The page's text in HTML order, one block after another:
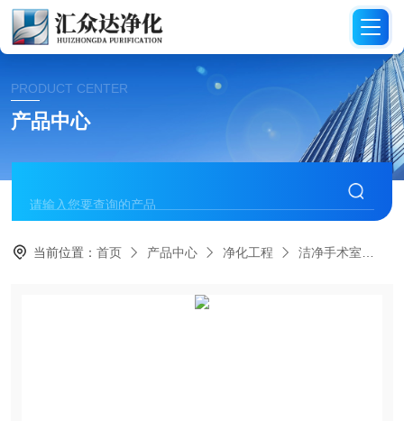
PRODUCT CENTER
产品中心
当前位置：首页 产品中心 净化工程 洁净手术室